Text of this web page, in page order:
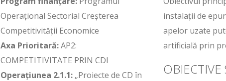
Operaţional Sectorial Creşterea
Competitivităţii Economice
Axa Prioritară:AP2:
COMPETITIVITATE PRIN CDI
Operaţiunea 2.1.1: „Proiecte de CD în
instalații de
apelor uzate
artificială prin
OBIECTIVE